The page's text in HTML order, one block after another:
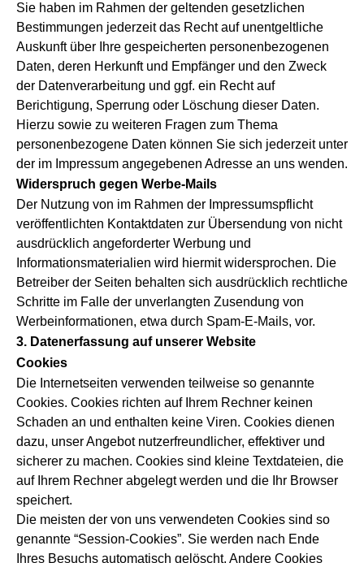
Sie haben im Rahmen der geltenden gesetzlichen
Bestimmungen jederzeit das Recht auf unentgeltliche
Auskunft über Ihre gespeicherten personenbezogenen
Daten, deren Herkunft und Empfänger und den Zweck
der Datenverarbeitung und ggf. ein Recht auf
Berichtigung, Sperrung oder Löschung dieser Daten.
Hierzu sowie zu weiteren Fragen zum Thema
personenbezogene Daten können Sie sich jederzeit unter
der im Impressum angegebenen Adresse an uns wenden.
Widerspruch gegen Werbe-Mails
Der Nutzung von im Rahmen der Impressumspflicht
veröffentlichten Kontaktdaten zur Übersendung von nicht
ausdrücklich angeforderter Werbung und
Informationsmaterialien wird hiermit widersprochen. Die
Betreiber der Seiten behalten sich ausdrücklich rechtliche
Schritte im Falle der unverlangten Zusendung von
Werbeinformationen, etwa durch Spam-E-Mails, vor.
3. Datenerfassung auf unserer Website
Cookies
Die Internetseiten verwenden teilweise so genannte
Cookies. Cookies richten auf Ihrem Rechner keinen
Schaden an und enthalten keine Viren. Cookies dienen
dazu, unser Angebot nutzerfreundlicher, effektiver und
sicherer zu machen. Cookies sind kleine Textdateien, die
auf Ihrem Rechner abgelegt werden und die Ihr Browser
speichert.
Die meisten der von uns verwendeten Cookies sind so
genannte “Session-Cookies”. Sie werden nach Ende
Ihres Besuchs automatisch gelöscht. Andere Cookies